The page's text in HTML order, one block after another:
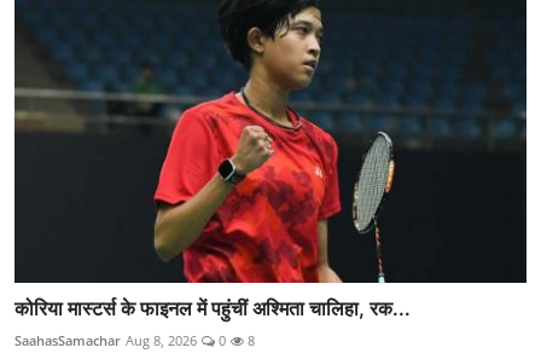
कोरिया मास्टर्स के फाइनल में पहुंचीं अश्मिता चालिहा, रक...
SaahasSamachar Aug 8, 2026 0 8